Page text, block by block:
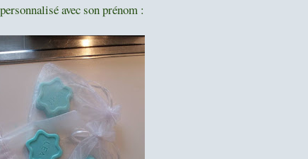
avec son prénom :